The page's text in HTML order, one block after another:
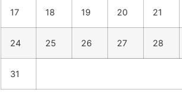
17 18 19 20 21
24 25 26 27 28
31